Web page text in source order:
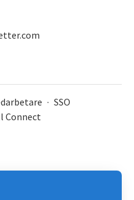
· SSO
Connect